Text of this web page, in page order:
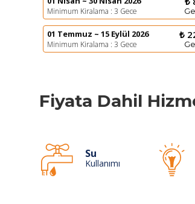
Minimum Kiralama : 3 Gece
01 Temmuz ~ 15 Eylül 2026
Minimum Kiralama : 3 Gece
₺
Fiyata Dahil
Su
Kullanımı